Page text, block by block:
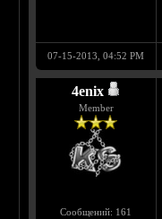
07-15-2013, 04:52 PM
4enix
Member
Сообщений: 161